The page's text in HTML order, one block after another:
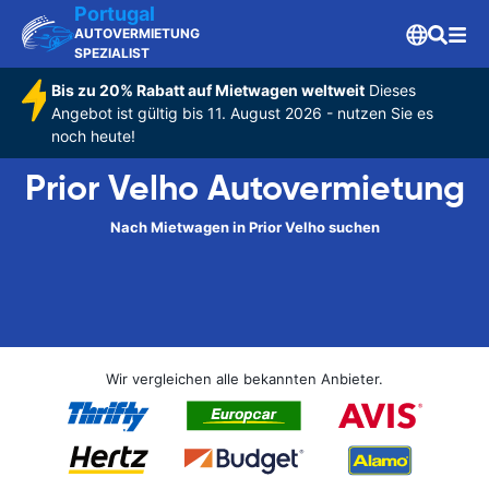
Portugal
AUTOVERMIETUNG
SPEZIALIST
Bis zu 20% Rabatt auf Mietwagen weltweitDieses
Angebot ist gültig bis 11. August 2026 - nutzen Sie es
noch heute!
Prior Velho Autovermietung
Nach Mietwagen in Prior Velho suchen
Wir vergleichen alle bekannten Anbieter.